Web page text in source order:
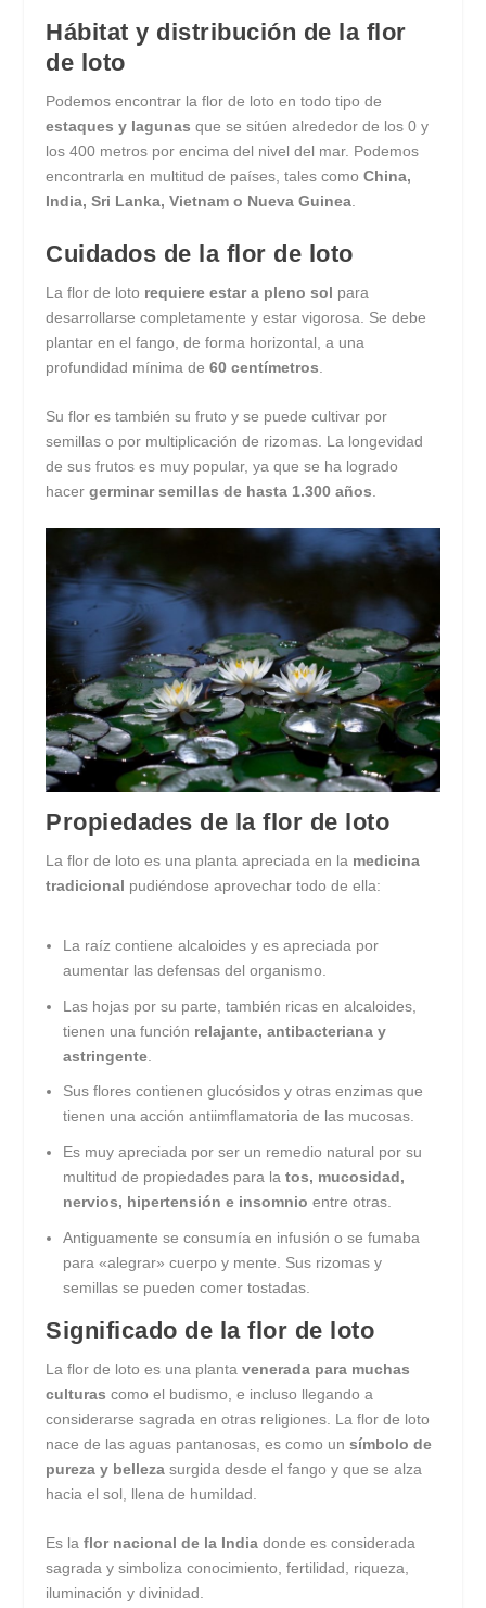
Hábitat y distribución de la flor
de loto
Podemos encontrar la flor de loto en todo tipo de
estaques y lagunas que se sitúen alrededor de los 0 y
los 400 metros por encima del nivel del mar. Podemos
encontrarla en multitud de países, tales comoChina,
India, Sri Lanka, Vietnam o Nueva Guinea.
Cuidados de la flor de loto
La flor de loto requiere estar a pleno sol para
desarrollarse completamente y estar vigorosa. Se debe
plantar en el fango, de forma horizontal, a una
profundidad mínima de60 centímetros
Su flor es también su fruto y se puede cultivar por
semillas o por multiplicación de rizomas. La longevidad
de sus frutos es muy popular, ya que se ha logrado
hacergerminar semillas de hasta 1.300 años
Propiedades de la flor de loto
La flor de loto es una planta apreciada en la medicina
tradicional pudiéndose aprovechar todo de ella:
La raíz contiene alcaloides y es apreciada por
aumentar las defensas del organismo.
Las hojas por su parte, también ricas en alcaloides,
tienen una función relajante, antibacteriana y
astringente
Sus flores contienen glucósidos y otras enzimas que
tienen una acción antiimflamatoria de las mucosas.
Es muy apreciada por ser un remedio natural por su
multitud de propiedades para latos, mucosidad,
nervios, hipertensión e insomnio entre otras.
Antiguamente se consumía en infusión o se fumaba
para «alegrar» cuerpo y mente. Sus rizomas y
semillas se pueden comer tostadas.
Significado de la flor de loto
La flor de loto es una plantavenerada para muchas
culturas como el budismo, e incluso llegando a
considerarse sagrada en otras religiones. La flor de loto
nace de las aguas pantanosas, es como unsímbolo de
pureza y belleza surgida desde el fango y que se alza
hacia el sol, llena de humildad.
Es laflor nacional de la India donde es considerada
sagrada y simboliza conocimiento, fertilidad, riqueza,
iluminación y divinidad.